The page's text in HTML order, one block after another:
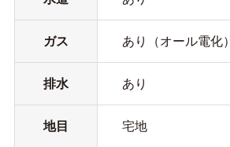
ガス あり（オール電化）
排水 あり
地目 宅地